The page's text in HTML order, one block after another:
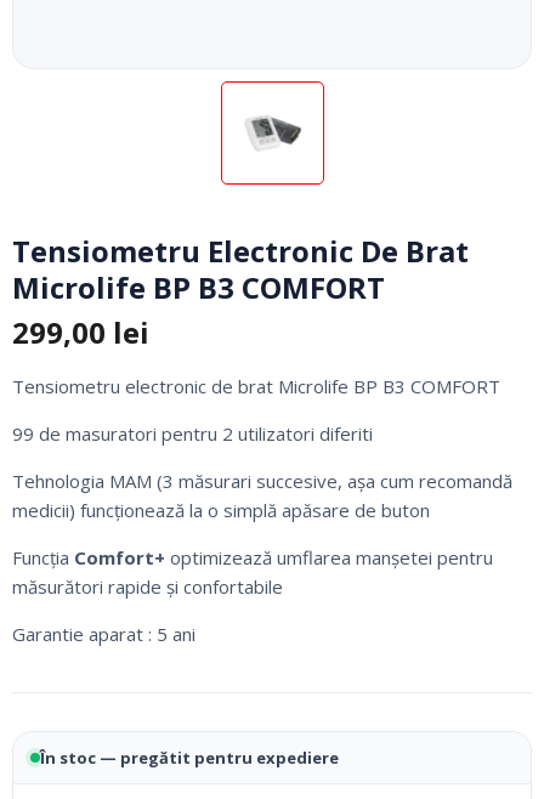
Tensiometru Electronic De Brat
Microlife BP B3 COMFORT
299,00 lei
Tensiometru electronic de brat Microlife BP B3 COMFORT
99 de masuratori pentru 2 utilizatori diferiti
Tehnologia MAM (3 măsurari succesive, așa cum recomandă
medicii) funcționează la o simplă apăsare de buton
Funcția Comfort+ optimizează umflarea manșetei pentru
măsurători rapide și confortabile
Garantie aparat : 5 ani
În stoc — pregătit pentru expediere